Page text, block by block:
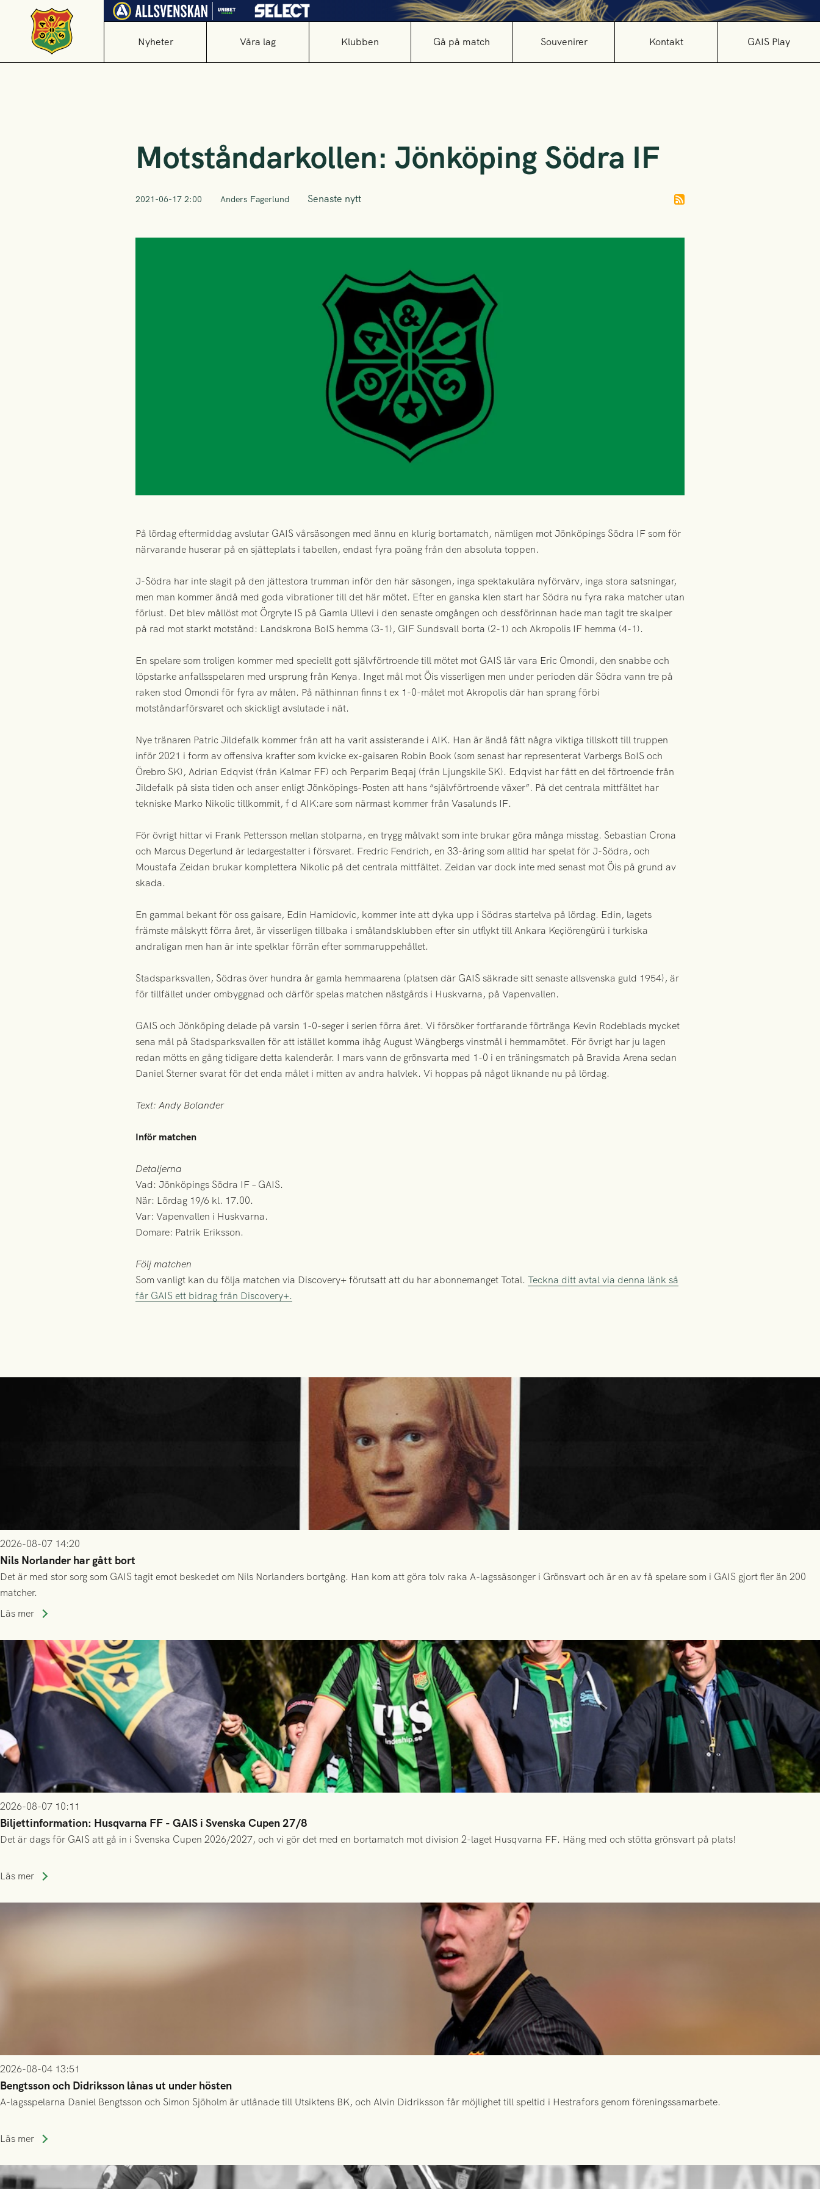
Nyheter Våra lag Klubben Gå på match Souvenirer Kontakt GAIS Play
Motståndarkollen: Jönköping Södra IF
2021-06-17 2:00 Anders Fagerlund Senaste nytt
På lördag eftermiddag avslutar GAIS vårsäsongen med ännu en klurig bortamatch, nämligen mot Jönköpings Södra IF som för
närvarande huserar på en sjätteplats i tabellen, endast fyra poäng från den absoluta toppen.
J-Södra har inte slagit på den jättestora trumman inför den här säsongen, inga spektakulära nyförvärv, inga stora satsningar,
men man kommer ändå med goda vibrationer till det här mötet. Efter en ganska klen start har Södra nu fyra raka matcher utan
förlust. Det blev mållöst mot Örgryte IS på Gamla Ullevi i den senaste omgången och dessförinnan hade man tagit tre skalper
på rad mot starkt motstånd: Landskrona BoIS hemma (3-1), GIF Sundsvall borta (2-1) och Akropolis IF hemma (4-1).
En spelare som troligen kommer med speciellt gott självförtroende till mötet mot GAIS lär vara Eric Omondi, den snabbe och
löpstarke anfallsspelaren med ursprung från Kenya. Inget mål mot Öis visserligen men under perioden där Södra vann tre på
raken stod Omondi för fyra av målen. På näthinnan finns t ex 1-0-målet mot Akropolis där han sprang förbi
motståndarförsvaret och skickligt avslutade i nät.
Nye tränaren Patric Jildefalk kommer från att ha varit assisterande i AIK. Han är ändå fått några viktiga tillskott till truppen
inför 2021 i form av offensiva krafter som kvicke ex-gaisaren Robin Book (som senast har representerat Varbergs BoIS och
Örebro SK), Adrian Edqvist (från Kalmar FF) och Perparim Beqaj (från Ljungskile SK). Edqvist har fått en del förtroende från
Jildefalk på sista tiden och anser enligt Jönköpings-Posten att hans “självförtroende växer”. På det centrala mittfältet har
tekniske Marko Nikolic tillkommit, f d AIK:are som närmast kommer från Vasalunds IF.
För övrigt hittar vi Frank Pettersson mellan stolparna, en trygg målvakt som inte brukar göra många misstag. Sebastian Crona
och Marcus Degerlund är ledargestalter i försvaret. Fredric Fendrich, en 33-åring som alltid har spelat för J-Södra, och
Moustafa Zeidan brukar komplettera Nikolic på det centrala mittfältet. Zeidan var dock inte med senast mot Öis på grund av
skada.
En gammal bekant för oss gaisare, Edin Hamidovic, kommer inte att dyka upp i Södras startelva på lördag. Edin, lagets
främste målskytt förra året, är visserligen tillbaka i smålandsklubben efter sin utflykt till Ankara Keçiörengürü i turkiska
andraligan men han är inte spelklar förrän efter sommaruppehållet.
Stadsparksvallen, Södras över hundra år gamla hemmaarena (platsen där GAIS säkrade sitt senaste allsvenska guld 1954), är
för tillfället under ombyggnad och därför spelas matchen nästgårds i Huskvarna, på Vapenvallen.
GAIS och Jönköping delade på varsin 1-0-seger i serien förra året. Vi försöker fortfarande förtränga Kevin Rodeblads mycket
sena mål på Stadsparksvallen för att istället komma ihåg August Wängbergs vinstmål i hemmamötet. För övrigt har ju lagen
redan mötts en gång tidigare detta kalenderår. I mars vann de grönsvarta med 1-0 i en träningsmatch på Bravida Arena sedan
Daniel Sterner svarat för det enda målet i mitten av andra halvlek. Vi hoppas på något liknande nu på lördag.
Text: Andy Bolander
Inför matchen
Detaljerna
Vad: Jönköpings Södra IF – GAIS.
När: Lördag 19/6 kl. 17.00.
Var: Vapenvallen i Huskvarna.
Domare: Patrik Eriksson.
Följ matchen
Som vanligt kan du följa matchen via Discovery+ förutsatt att du har abonnemanget Total. Teckna ditt avtal via denna länk så
får GAIS ett bidrag från Discovery+.
2026-08-07 14:20
Nils Norlander har gått bort
Det är med stor sorg som GAIS tagit emot beskedet om Nils Norlanders bortgång. Han kom att göra tolv raka A-lagssäsonger i Grönsvart och är en av få spelare som i GAIS gjort fler än 200
matcher.
Läs mer
2026-08-07 10:11
Biljettinformation: Husqvarna FF - GAIS i Svenska Cupen 27/8
Det är dags för GAIS att gå in i Svenska Cupen 2026/2027, och vi gör det med en bortamatch mot division 2-laget Husqvarna FF. Häng med och stötta grönsvart på plats!
Läs mer
2026-08-04 13:51
Bengtsson och Didriksson lånas ut under hösten
A-lagsspelarna Daniel Bengtsson och Simon Sjöholm är utlånade till Utsiktens BK, och Alvin Didriksson får möjlighet till speltid i Hestrafors genom föreningssamarbete.
Läs mer